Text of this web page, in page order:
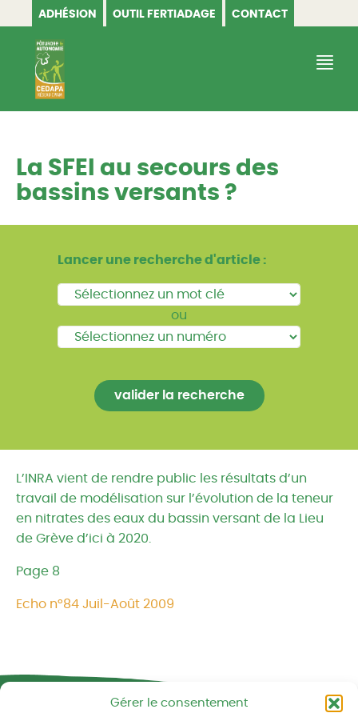
Gérer le consentement
ADHÉSION OUTIL FERTIADAGE CONTACT
CEDAPA
La SFEI au secours des
bassins versants ?
Lancer une recherche d'article :
ou
L’INRA vient de rendre public les résultats d’un
travail de modélisation sur l’évolution de la teneur
en nitrates des eaux du bassin versant de la Lieu
de Grève d’ici à 2020.
Page 8
Echo n°84 Juil-Août 2009
Réseau CIVAM - Campagnes vivantes
2 av. du Chalutier Sans Pitié BP